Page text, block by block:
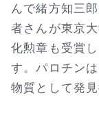
んで緒方知三
者さんが東京
化勲章も受賞
す。パロチン
物質として発